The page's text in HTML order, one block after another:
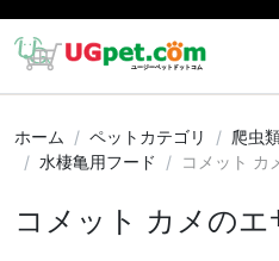
ホーム ペットカテゴリ 爬虫
水棲亀用フード
コメット カ
コメット カメの